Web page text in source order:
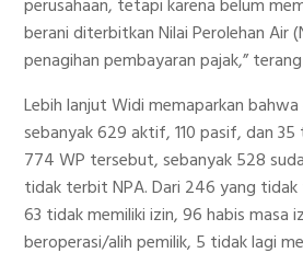
perusahaan, tetapi karena belum
berani diterbitkan Nilai Perolehan Air
penagihan pembayaran pajak,”
Lebih lanjut Widi memaparkan
sebanyak 629 aktif, 110 pasif, dan
774 WP tersebut, sebanyak 528
tidak terbit NPA. Dari 246 yang
63 tidak memiliki izin, 96 habis masa
beroperasi/alih pemilik, 5 tidak lagi